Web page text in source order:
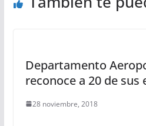
Departamento
reconoce a 20 de sus
28 noviembre, 2018